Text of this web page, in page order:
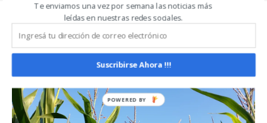
Related Articles ALL MÁS
Te enviamos una vez por semana las noticias más
leídas en nuestras redes sociales.
Suscribirse Ahora !!!